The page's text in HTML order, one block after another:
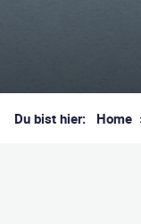
Du bist hier: Home